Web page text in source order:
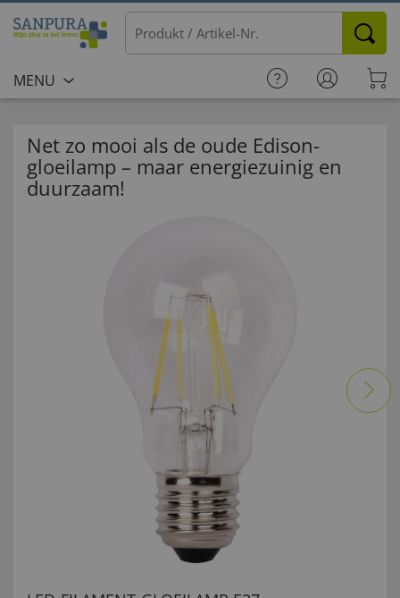
MENU
Net zo mooi als de oude Edison-
gloeilamp – maar energiezuinig en
duurzaam!